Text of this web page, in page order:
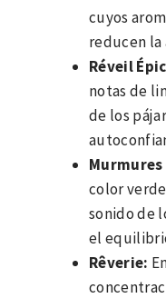
cuyos
reducen la
Réveil
notas de
de los
color
sonido de
el
Rêverie: